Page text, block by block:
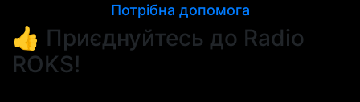
Потрібна допомога
👍 Приєднуйтесь до Radio
ROKS!